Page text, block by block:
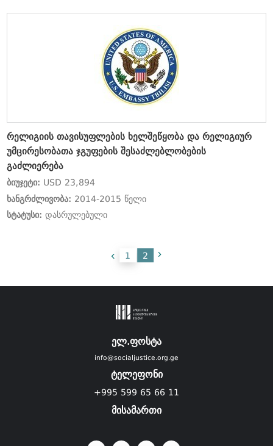
რელიგიის თავისუფლების ხელშეწყობა და რელიგიურ
უმცირესობათა ჯგუფების შესაძლებლობების
გაძლიერება
ბიუჯეტი: USD 23,894
ხანგრძლივობა: 2014-2015 წელი
სტატუსი:დასრულებული
1 2
ელ.ფოსტა
info@socialjustice.org.ge
ტელეფონი
+995 599 65 66 11
მისამართი